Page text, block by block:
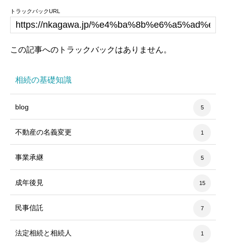
トラックバックURL
この記事へのトラックバックはありません。
相続の基礎知識
blog 5
不動産の名義変更 1
事業承継 5
成年後見 15
民事信託 7
法定相続と相続人 1